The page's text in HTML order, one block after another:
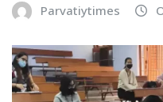
Parvatiytimes